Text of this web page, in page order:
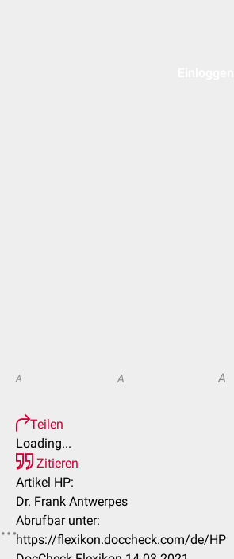
A A A
Teilen
Loading...
Zitieren
Artikel HP:
Dr. Frank Antwerpes
Abrufbar unter:
https://flexikon.doccheck.com/de/HP